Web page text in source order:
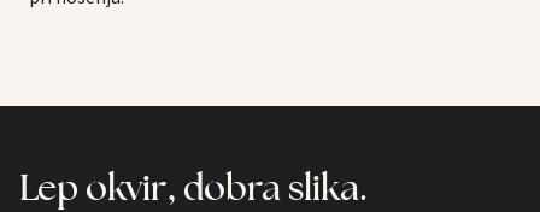
Lep okvir, dobra slika.